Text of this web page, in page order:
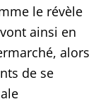
le révèle
ainsi en
alors
de se